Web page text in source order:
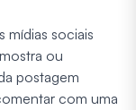
mídias sociais
ou
postagem
com uma